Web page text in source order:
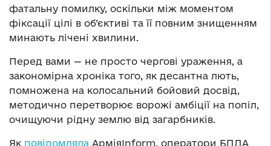
фатальну помилку, оскільки між моментом
фіксації цілі в об’єктиві та її повним знищенням
минають лічені хвилини.
Перед вами — не просто чергові ураження, а
закономірна хроніка того, як десантна лють,
помножена на колосальний бойовий досвід,
методично перетворює ворожі амбіції на попіл,
очищуючи рідну землю від загарбників.
Як повідомляла АрміяInform, оператори БПЛА